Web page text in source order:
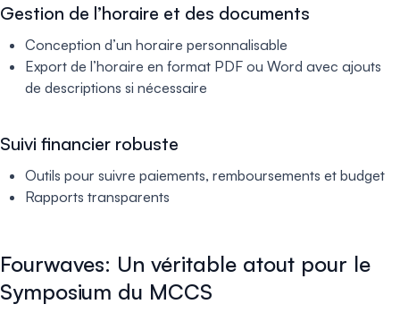
Gestion de l’horaire et des documents
Conception d’un horaire personnalisable
Export de l’horaire en format PDF ou Word avec ajouts
de descriptions si nécessaire
Suivi financier robuste
Outils pour suivre paiements, remboursements et budget
Rapports transparents
Fourwaves: Un véritable atout pour le
Symposium du MCCS